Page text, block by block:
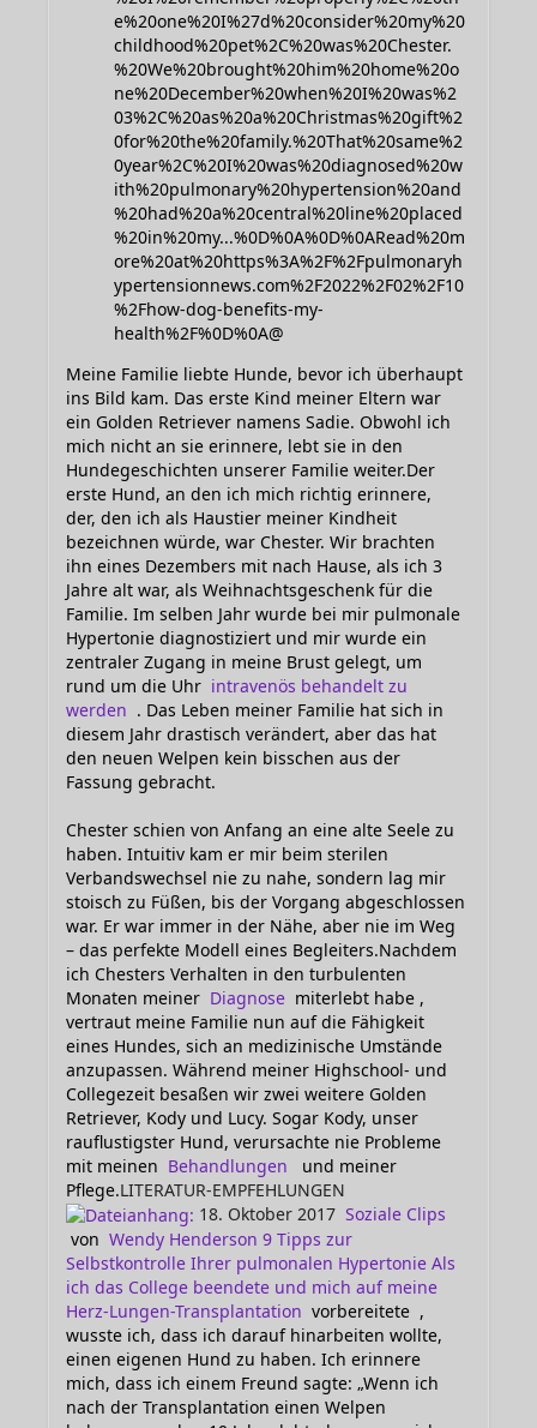
e%20one%20I%27d%20consider%20my%20
childhood%20pet%2C%20was%20Chester.
%20We%20brought%20him%20home%20o
ne%20December%20when%20I%20was%2
03%2C%20as%20a%20Christmas%20gift%2
0for%20the%20family.%20That%20same%2
0year%2C%20I%20was%20diagnosed%20w
ith%20pulmonary%20hypertension%20and
%20had%20a%20central%20line%20placed
%20in%20my...%0D%0A%0D%0ARead%20m
ore%20at%20https%3A%2F%2Fpulmonaryh
ypertensionnews.com%2F2022%2F02%2F10
%2Fhow-dog-benefits-my-
health%2F%0D%0A@
Meine Familie liebte Hunde, bevor ich überhaupt
ins Bild kam. Das erste Kind meiner Eltern war
ein Golden Retriever namens Sadie. Obwohl ich
mich nicht an sie erinnere, lebt sie in den
Hundegeschichten unserer Familie weiter.Der
erste Hund, an den ich mich richtig erinnere,
der, den ich als Haustier meiner Kindheit
bezeichnen würde, war Chester. Wir brachten
ihn eines Dezembers mit nach Hause, als ich 3
Jahre alt war, als Weihnachtsgeschenk für die
Familie. Im selben Jahr wurde bei mir pulmonale
Hypertonie diagnostiziert und mir wurde ein
zentraler Zugang in meine Brust gelegt, um
rund um die Uhr intravenös behandelt zu
werden . Das Leben meiner Familie hat sich in
diesem Jahr drastisch verändert, aber das hat
den neuen Welpen kein bisschen aus der
Fassung gebracht.
Chester schien von Anfang an eine alte Seele zu
haben. Intuitiv kam er mir beim sterilen
Verbandswechsel nie zu nahe, sondern lag mir
stoisch zu Füßen, bis der Vorgang abgeschlossen
war. Er war immer in der Nähe, aber nie im Weg
– das perfekte Modell eines Begleiters.Nachdem
ich Chesters Verhalten in den turbulenten
Monaten meiner Diagnose miterlebt habe ,
vertraut meine Familie nun auf die Fähigkeit
eines Hundes, sich an medizinische Umstände
anzupassen. Während meiner Highschool- und
Collegezeit besaßen wir zwei weitere Golden
Retriever, Kody und Lucy. Sogar Kody, unser
rauflustigster Hund, verursachte nie Probleme
mit meinen Behandlungen und meiner
Pflege.LITERATUR-EMPFEHLUNGEN
18. Oktober 2017 Soziale Clips
von Wendy Henderson 9 Tipps zur
Selbstkontrolle Ihrer pulmonalen Hypertonie Als
ich das College beendete und mich auf meine
Herz-Lungen-Transplantation vorbereitete ,
wusste ich, dass ich darauf hinarbeiten wollte,
einen eigenen Hund zu haben. Ich erinnere
mich, dass ich einem Freund sagte: „Wenn ich
nach der Transplantation einen Welpen